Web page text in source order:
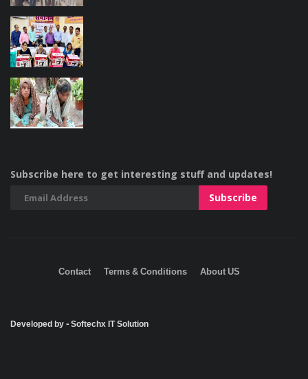
Subscribe here to get interesting stuff and updates!
Contact Terms & Conditions About US
Developed by - Softechx IT Solution